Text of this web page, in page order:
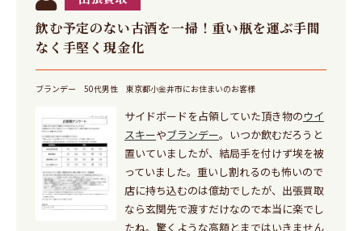
飲む予定のない古酒を一掃！重い瓶を運ぶ手間
なく手堅く現金化
ブランデー 50代男性 東京都小金井市にお住まいのお客様
サイドボードを占領していた頂き物のウイ
スキーやブランデー。いつか飲むだろうと
置いていましたが、結局手を付けず埃を被
っていました。重いし割れるのも怖いので
店に持ち込むのは億劫でしたが、出張買取
なら玄関先で渡すだけなので本当に楽でし
たね。驚くような高額とまではいきません